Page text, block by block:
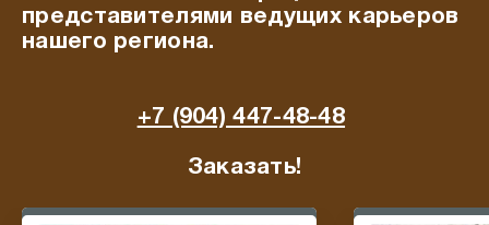
представителями ведущих карьеров
нашего региона.
+7 (904) 447-48-48
Заказать!